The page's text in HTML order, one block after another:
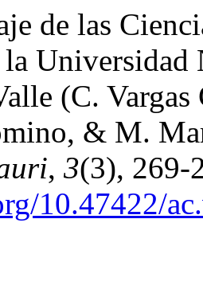
de las
Universidad
(C.
& M.
, 3(3), 269-
10.47422/